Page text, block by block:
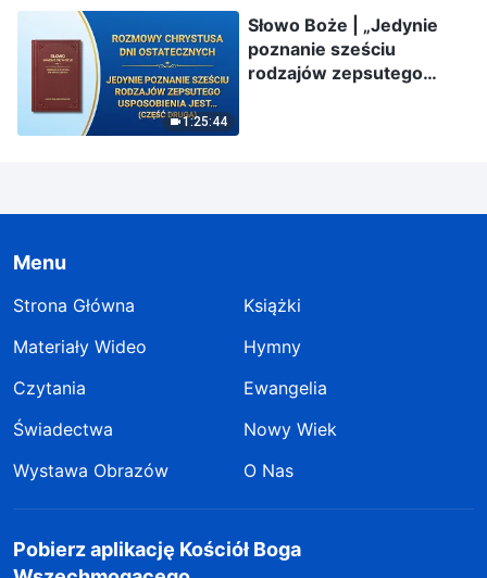
1:25:44
Słowo Boże | „Jedynie
poznanie sześciu
rodzajów zepsutego
Menu
Strona Główna
Książki
Materiały Wideo
Hymny
Czytania
Ewangelia
Świadectwa
Nowy Wiek
Wystawa Obrazów
O Nas
Pobierz aplikację Kościół Boga